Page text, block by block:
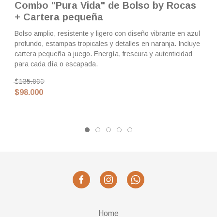
Combo "Pura Vida" de Bolso by Rocas
+ Cartera pequeña
Bolso amplio, resistente y ligero con diseño vibrante en azul
profundo, estampas tropicales y detalles en naranja. Incluye
cartera pequeña a juego. Energía, frescura y autenticidad
para cada día o escapada.
$135.000
$98.000
Home